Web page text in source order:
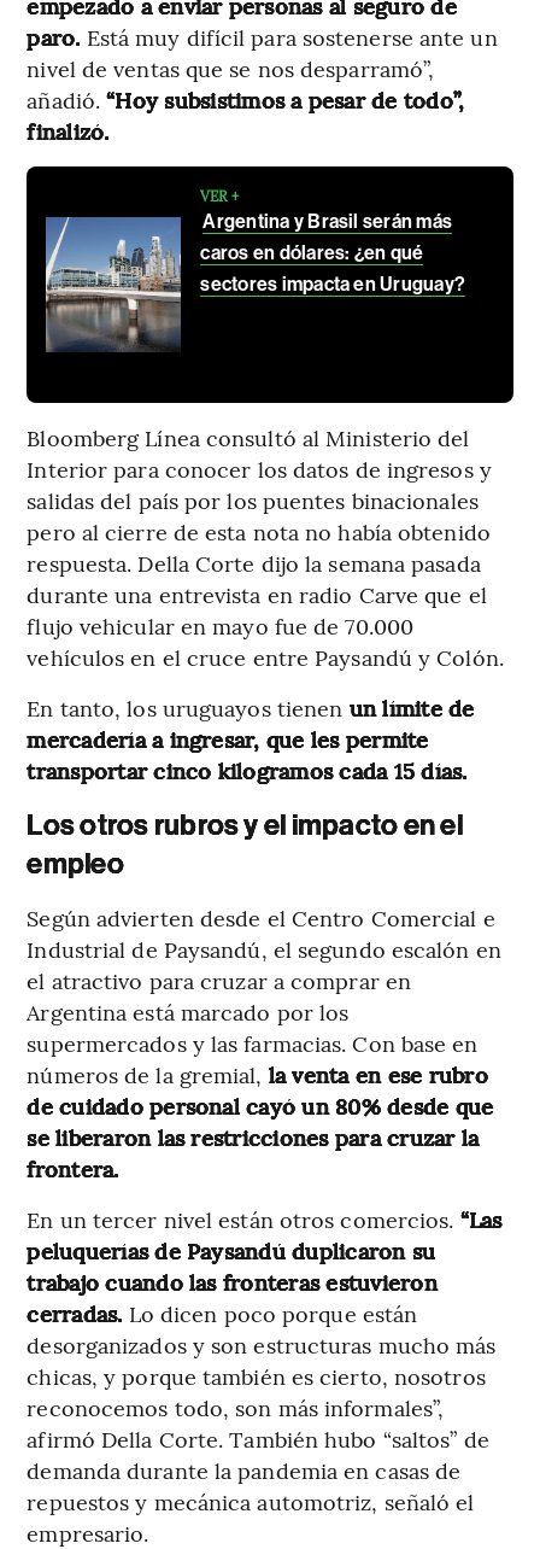
paro. Está muy difícil para sostenerse ante un
nivel de ventas que se nos desparramó”,
añadió.“Hoy subsistimos a pesar de todo”,
finalizó.
VER +
Argentina y Brasil serán más
caros en dólares: ¿en qué
sectores impacta en Uruguay?
Bloomberg Línea consultó al Ministerio del
Interior para conocer los datos de ingresos y
salidas del país por los puentes binacionales
pero al cierre de esta nota no había obtenido
respuesta. Della Corte dijo la semana pasada
durante una entrevista en radio Carve que el
flujo vehicular en mayo fue de 70.000
vehículos en el cruce entre Paysandú y Colón.
En tanto, los uruguayos tienen un límite de
mercadería a ingresar, que les permite
transportar cinco kilogramos cada 15 días.
Los otros rubros y el impacto en el
empleo
Según advierten desde el Centro Comercial e
Industrial de Paysandú, el segundo escalón en
el atractivo para cruzar a comprar en
Argentina está marcado por los
supermercados y las farmacias. Con base en
números de la gremial, la venta en ese rubro
de cuidado personal cayó un 80% desde que
se liberaron las restricciones para cruzar la
frontera.
En un tercer nivel están otros comercios. “Las
peluquerías de Paysandú duplicaron su
trabajo cuando las fronteras estuvieron
cerradas. Lo dicen poco porque están
desorganizados y son estructuras mucho más
chicas, y porque también es cierto, nosotros
reconocemos todo, son más informales”,
afirmó Della Corte. También hubo “saltos” de
demanda durante la pandemia en casas de
repuestos y mecánica automotriz, señaló el
empresario.